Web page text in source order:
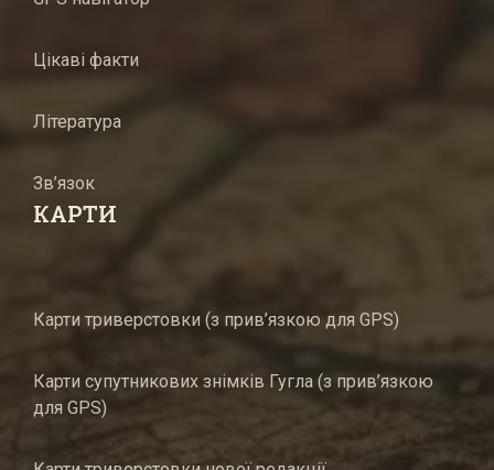
Цікаві факти
Література
Зв’язок
КАРТИ
Карти триверстовки (з прив’язкою для GPS)
Карти супутникових знімків Гугла (з прив’язкою
для GPS)